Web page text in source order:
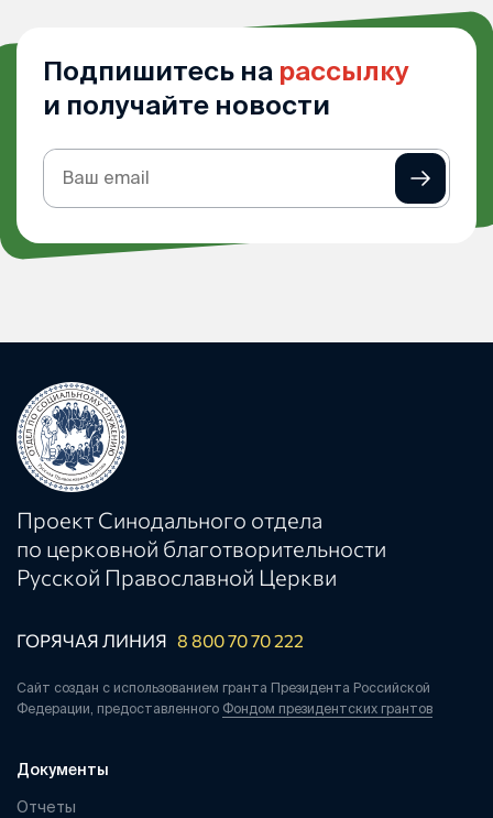
Подпишитесь на рассылку
и получайте новости
Подписка
на
Проект Синодального отдела
по церковной благотворительности
Русской Православной Церкви
ГОРЯЧАЯ ЛИНИЯ 8 800 70 70 222
Сайт создан с использованием гранта Президента Российской
Федерации, предоставленного Фондом президентских грантов
Документы
Отчеты